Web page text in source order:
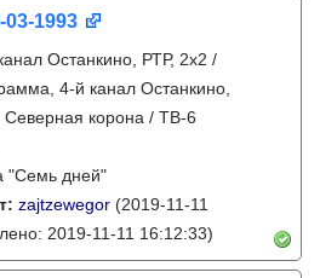
03-1993
Останкино, РТР, 2х2 /
4-й канал Останкино,
Северная корона / ТВ-6
"Семь дней"
zajtzewegor (2019-11-11
2019-11-11 16:12:33)